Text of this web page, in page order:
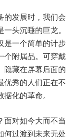
的发展时，我们会
头沉睡的巨龙。
是一个简单的计步
个附属品。可穿戴
隐藏在屏幕后面的
优秀的人们正在不
化的革命。
面对如今大而不当
何过渡到未来无处